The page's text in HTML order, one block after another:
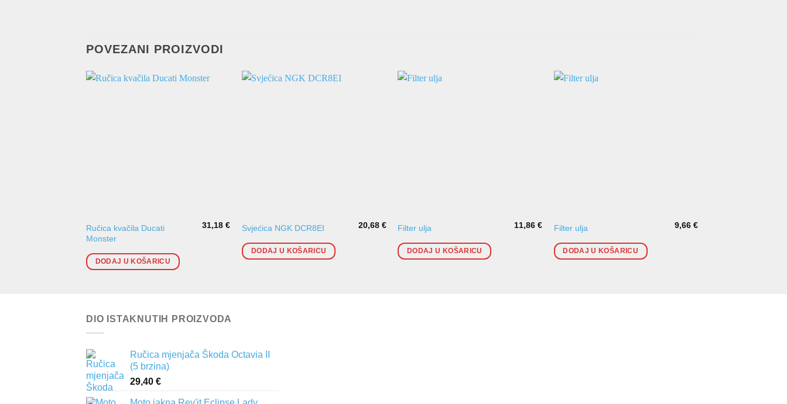
POVEZANI PROIZVODI
Ručica kvačila Ducati
Monster
31,18€
DODAJ U KOŠARICU
Svjećica NGK DCR8EI 20,68 €
DODAJ U KOŠARICU
Filter ulja 11,86 €
DODAJ U KOŠARICU
Filter ulja 9,66€
DODAJ U KOŠARICU
DIO ISTAKNUTIH PROIZVODA
Ručica mjenjača Škoda Octavia II
(5 brzina)
29,40 €